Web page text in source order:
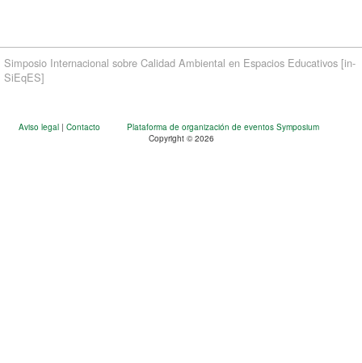
Simposio Internacional sobre Calidad Ambiental en Espacios Educativos [in-
SiEqES]
Aviso legal | Contacto
Plataforma de organización de eventos Symposium
Copyright © 2026